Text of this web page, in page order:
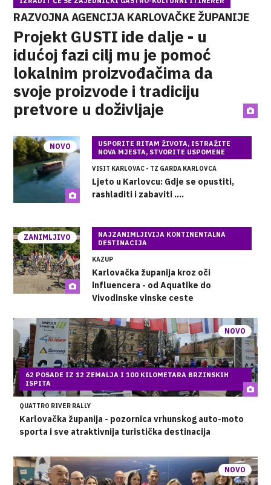
RAZVOJNA AGENCIJA KARLOVAČKE ŽUPANIJE
Projekt GUSTI ide dalje - u
idućoj fazi cilj mu je pomoć
lokalnim proizvođačima da
svoje proizvode i tradiciju
pretvore u doživljaje
USPORITE RITAM ŽIVOTA, ISTRAŽITE
NOVA MJESTA, STVORITE USPOMENE
VISIT KARLOVAC - TZ GARDA KARLOVCA
Ljeto u Karlovcu: Gdje se opustiti,
rashladiti i zabaviti ....
NOVO
NAJZANIMLJIVIJA KONTINENTALNA
DESTINACIJA
KAZUP
Karlovačka županija kroz oči
influencera - od Aquatike do
Vivodinske vinske ceste
ZANIMLJIVO
NOVO
62 POSADE IZ 12 ZEMALJA I 100 KILOMETARA BRZINSKIH
ISPITA
QUATTRO RIVER RALLY
Karlovačka županija - pozornica vrhunskog auto-moto
sporta i sve atraktivnija turistička destinacija
NOVO